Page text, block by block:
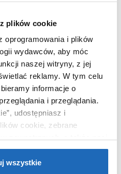
plików cookie
oprogramowania i plików
wydawców, aby móc
naszej witryny, z jej
reklamy. W tym celu
informacje o
i przeglądania.
udostępniasz i
cookie, zebrane
włącz „Tylko
jednak, że
wszystkie
przyłącze
8429546373058
6 x 6 x 4 cm
0,18 kg
Zobacz